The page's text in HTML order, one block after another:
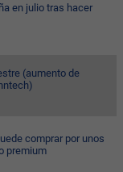
en julio tras hacer
(aumento de
comprar por unos
premium